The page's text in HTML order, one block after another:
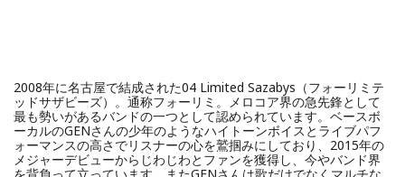
2008年に名古屋で結成された04 Limited Sazabys（フォーリミテ
ッドサザビーズ）。通称フォーリミ。メロコア界の急先鋒として
最も勢いがあるバンドの一つとして認められています。ベースボ
ーカルのGENさんの少年のようなハイトーンボイスとライブパフ
ォーマンスの高さでリスナーの心を鷲掴みにしており、2015年の
メジャーデビューからじわじわとファンを獲得し、今やバンド界